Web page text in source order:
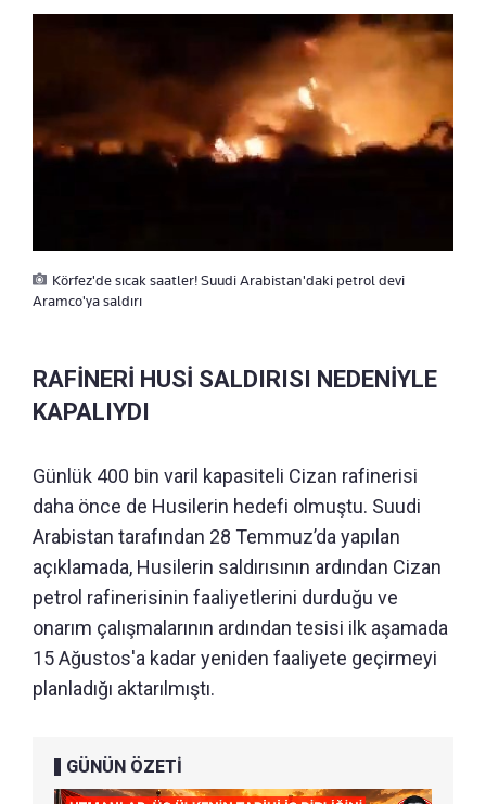
Körfez'de sıcak saatler! Suudi Arabistan'daki petrol devi
Aramco'ya saldırı
RAFİNERİ HUSİ SALDIRISI NEDENİYLE
KAPALIYDI
Günlük 400 bin varil kapasiteli Cizan rafinerisi
daha önce de Husilerin hedefi olmuştu. Suudi
Arabistan tarafından 28 Temmuz’da yapılan
açıklamada, Husilerin saldırısının ardından Cizan
petrol rafinerisinin faaliyetlerini durduğu ve
onarım çalışmalarının ardından tesisi ilk aşamada
15 Ağustos'a kadar yeniden faaliyete geçirmeyi
planladığı aktarılmıştı.
GÜNÜN ÖZETİ